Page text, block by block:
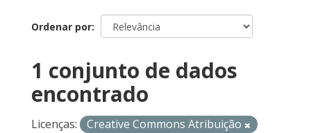
Ordenar por
1 conjunto de dados
encontrado
Licenças:
Creative Commons Atribuição